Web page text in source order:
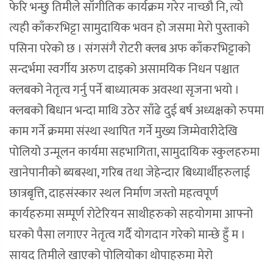
फेरि भन्छु तिमीले साँगीतिक कार्यक्रम गरेर नाच्छौ नि, त्यो
त्यही काँकरभिट्टा सामुदायिक भवन हो जसमा मेरो पुस्ताको
पसिना परेको छ । संगसंगै रोटरी क्लब अफ काँकरभिट्टाको
सन्दर्भमा स्वर्गीय अरुण दाइको असामयिक निधन पश्चात
क्लबको नेतृत्व गर्नु पर्ने बाध्यात्मक अवस्था सृजना भयो ।
क्लबको बिधान भन्दा माथि उठेर साँढे दुई बर्ष अध्यक्षको रुपमा
काम गर्ने क्रममा संस्था स्थापित गर्ने मुख्य जिम्मेवारीदेखि
पोलियो उन्मूलन कार्यमा सहभागिता, सामुदायिक स्कुलहरुमा
खानेपानीको ब्यबस्था, गरिब तथा जेहेन्दार बिध्यार्थीहरुलाई
छात्रबृत्ति, दाहसंस्कार स्थल निर्माण जस्तो महत्वपूर्ण
कार्यहरुमा सम्पूर्ण रोटेरियन साथीहरुको सहयोगमा आफ्नो
घरको पैसा लगाएर नेतृत्व गर्दै योगदान गरेको मान्छे हुँ म ।
सायद तिमीले खाएको पोलियोका थोपाहरुमा मेरो